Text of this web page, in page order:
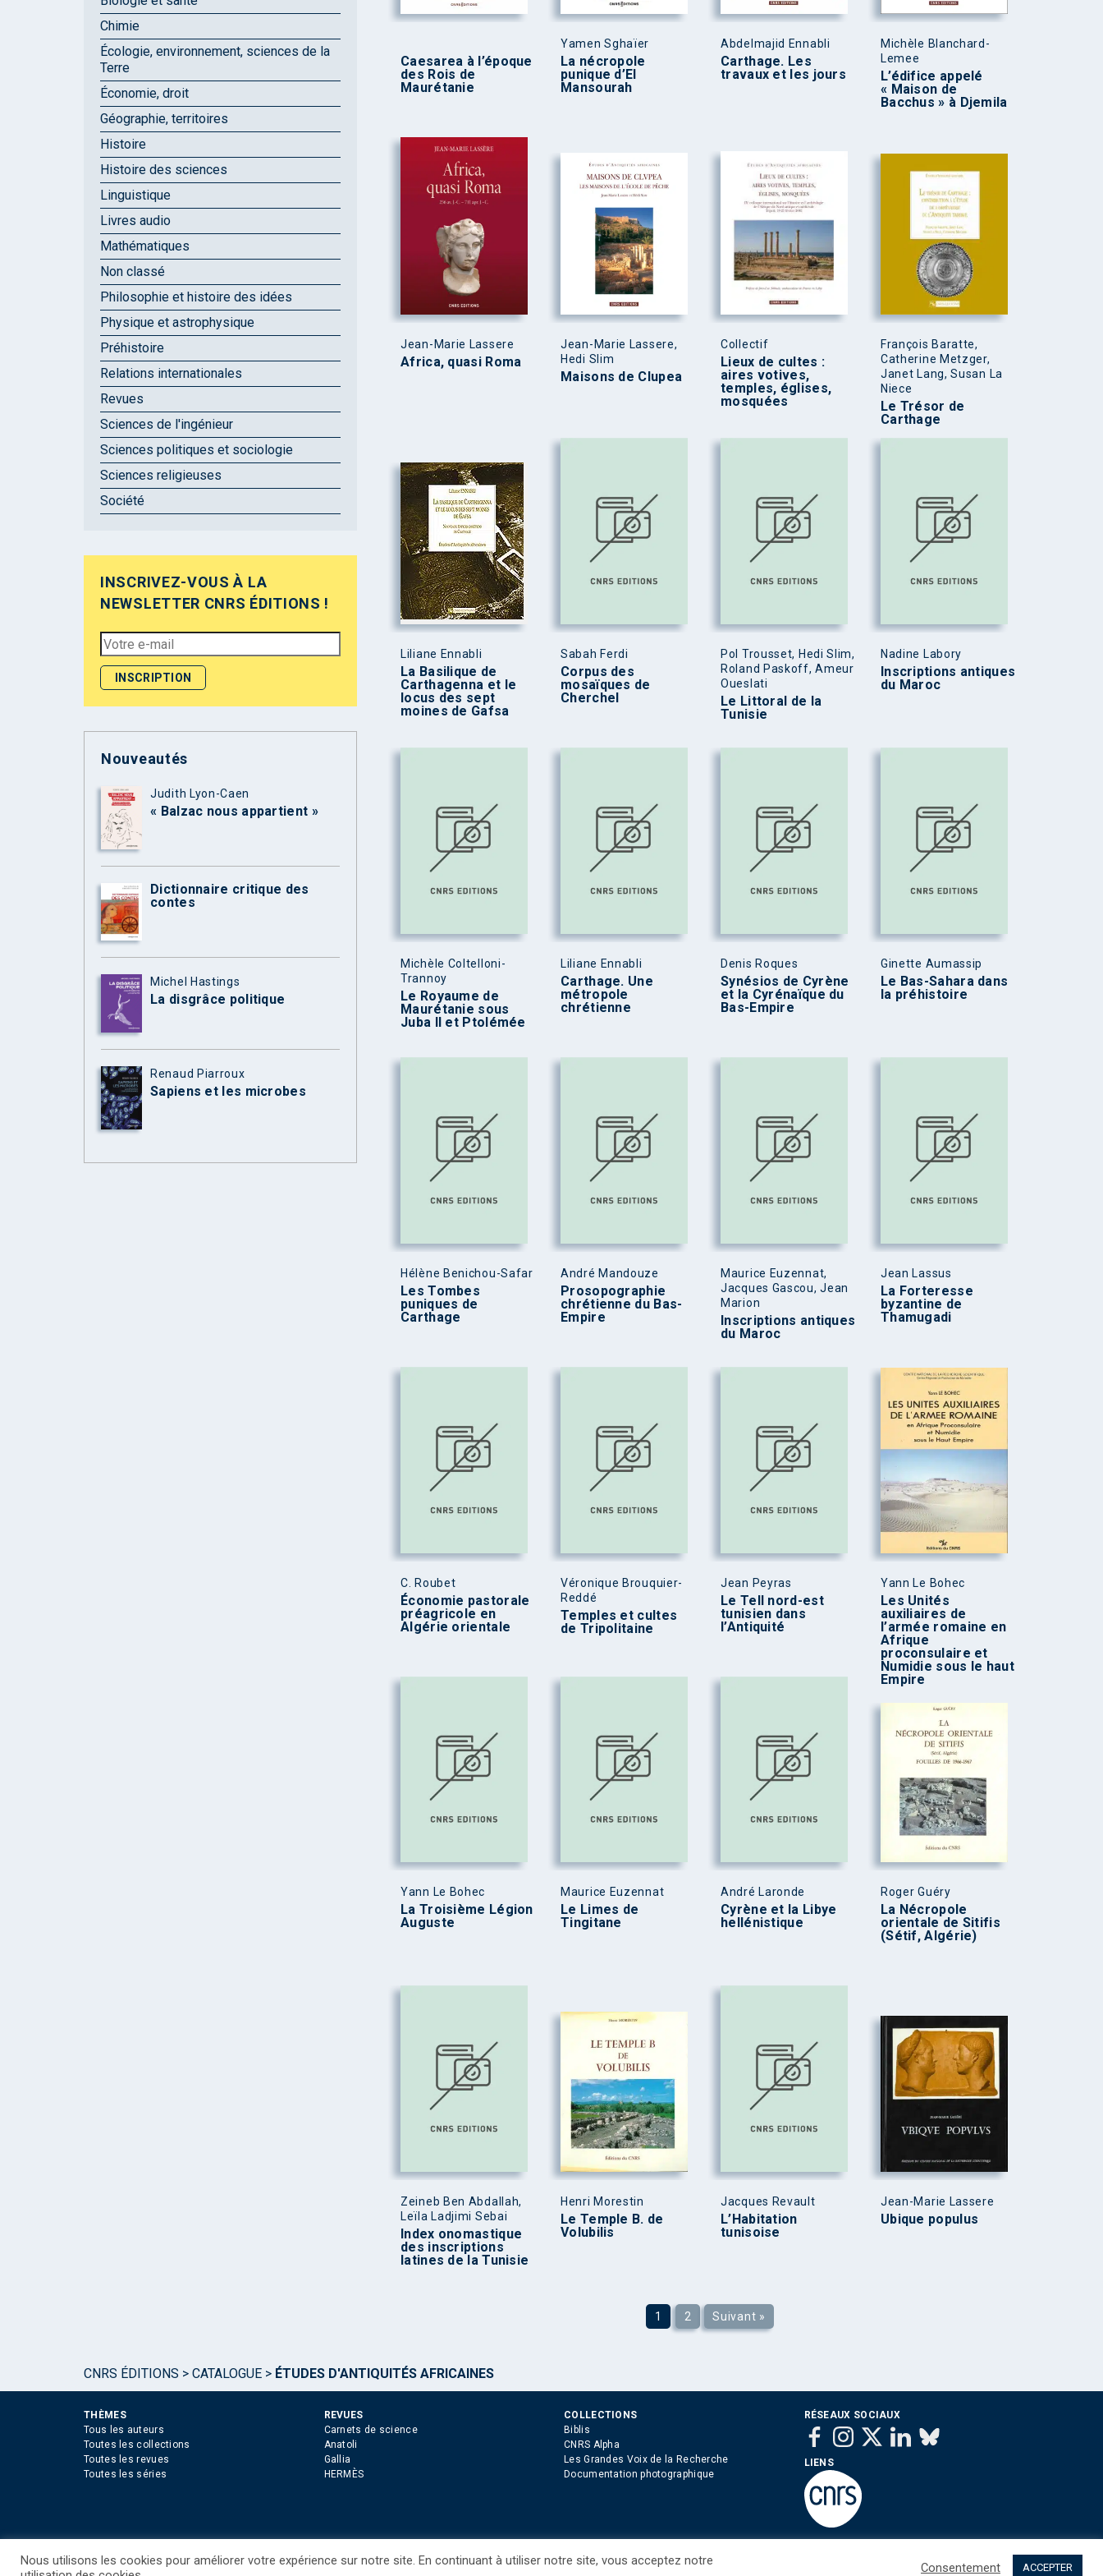
Caesarea à l’époque
des Rois de
Maurétanie
Yamen Sghaïer
La nécropole
punique d’El
Mansourah
Abdelmajid Ennabli
Carthage. Les
travaux et les jours
Michèle Blanchard-
Lemee
L’édifice appelé
« Maison de
Bacchus » à Djemila
Jean-Marie Lassere
Africa, quasi Roma
Jean-Marie Lassere,
Hedi Slim
Maisons de Clupea
Collectif
Lieux de cultes :
aires votives,
temples, églises,
mosquées
François Baratte,
Catherine Metzger,
Janet Lang, Susan La
Niece
Le Trésor de
Carthage
Liliane Ennabli
La Basilique de
Carthagenna et le
locus des sept
moines de Gafsa
Sabah Ferdi
Corpus des
mosaïques de
Cherchel
Pol Trousset, Hedi Slim,
Roland Paskoff, Ameur
Oueslati
Le Littoral de la
Tunisie
Nadine Labory
Inscriptions antiques
du Maroc
Michèle Coltelloni-
Trannoy
Le Royaume de
Maurétanie sous
Juba II et Ptolémée
Liliane Ennabli
Carthage. Une
métropole
chrétienne
Denis Roques
Synésios de Cyrène
et la Cyrénaïque du
Bas-Empire
Ginette Aumassip
Le Bas-Sahara dans
la préhistoire
Hélène Benichou-Safar
Les Tombes
puniques de
Carthage
André Mandouze
Prosopographie
chrétienne du Bas-
Empire
Maurice Euzennat,
Jacques Gascou, Jean
Marion
Inscriptions antiques
du Maroc
Jean Lassus
La Forteresse
byzantine de
Thamugadi
C. Roubet
Économie pastorale
préagricole en
Algérie orientale
Véronique Brouquier-
Reddé
Temples et cultes
de Tripolitaine
Jean Peyras
Le Tell nord-est
tunisien dans
l’Antiquité
Yann Le Bohec
Les Unités
auxiliaires de
l’armée romaine en
Afrique
proconsulaire et
Numidie sous le haut
Empire
Yann Le Bohec
La Troisième Légion
Auguste
Maurice Euzennat
Le Limes de
Tingitane
André Laronde
Cyrène et la Libye
hellénistique
Roger Guéry
La Nécropole
orientale de Sitifis
(Sétif, Algérie)
Zeineb Ben Abdallah,
Leïla Ladjimi Sebai
Index onomastique
des inscriptions
latines de la Tunisie
Henri Morestin
Le Temple B. de
Volubilis
Jacques Revault
L’Habitation
tunisoise
Jean-Marie Lassere
Ubique populus
1 2 Suivant »
Chimie
Écologie, environnement, sciences de la
Terre
Économie, droit
Géographie, territoires
Histoire
Histoire des sciences
Linguistique
Livres audio
Mathématiques
Non classé
Philosophie et histoire des idées
Physique et astrophysique
Préhistoire
Relations internationales
Revues
Sciences de l'ingénieur
Sciences politiques et sociologie
Sciences religieuses
Société
INSCRIVEZ-VOUS À LA
NEWSLETTER CNRS ÉDITIONS !
Nouveautés
Judith Lyon-Caen
« Balzac nous appartient »
Dictionnaire critique des
contes
Michel Hastings
La disgrâce politique
Renaud Piarroux
Sapiens et les microbes
CNRS ÉDITIONS > CATALOGUE > ÉTUDES D'ANTIQUITÉS AFRICAINES
THÈMES
Tous les auteurs
Toutes les collections
Toutes les revues
Toutes les séries
REVUES
Carnets de science
Anatoli
Gallia
HERMÈS
COLLECTIONS
Biblis
CNRS Alpha
Les Grandes Voix de la Recherche
Documentation photographique
RÉSEAUX SOCIAUX
LIENS
©CNRS EDITIONS 2025
Nous utilisons les cookies pour améliorer votre expérience sur notre site. En continuant à utiliser notre site, vous acceptez notre
Consentement ACCEPTER